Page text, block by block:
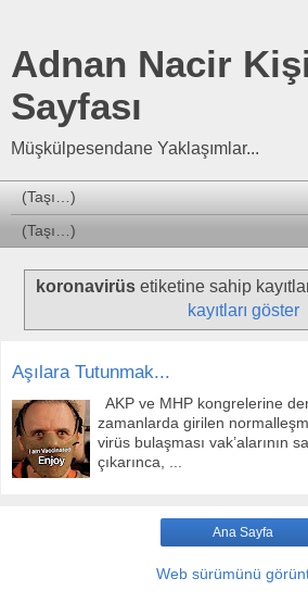
Adnan Nacir
Sayfası
Müşkülpesendane Yaklaşımlar...
koronavirüs etiketine sahip
kayıtları göster
Aşılara Tutunmak...
AKP ve MHP kongrelerine
zamanlarda girilen
virüs bulaşması vak’alarının
çıkarınca, ...
Ana Sayfa
Web sürümünü